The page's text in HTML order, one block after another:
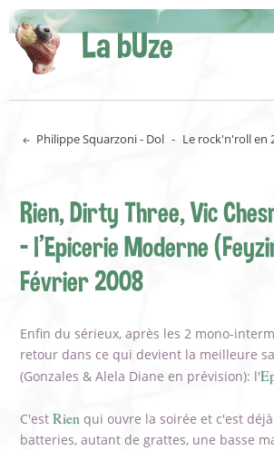
La bUze
Philippe Squarzoni - Dol - Le rock'n'roll en
Rien, Dirty Three, Vic
- l'Epicerie Moderne
Février 2008
Enfin du sérieux, après les 2 mono-
retour dans ce qui devient la meilleure
(Gonzales & Alela Diane en prévision): l'
C'estRien qui ouvre la soirée et c'est
batteries, autant de grattes, une basse